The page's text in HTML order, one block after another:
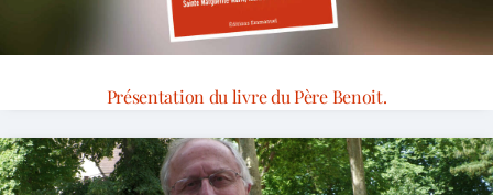
Présentation du livre du Père Benoit.